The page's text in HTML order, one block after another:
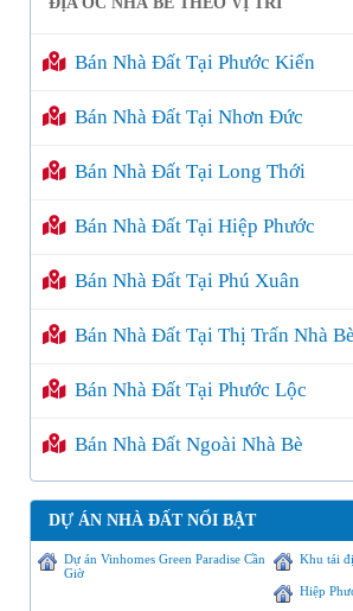
Bán Nhà Đất Tại Phước Kiển
Bán Nhà Đất Tại Nhơn Đức
Bán Nhà Đất Tại Long Thới
Bán Nhà Đất Tại Hiệp Phước
Bán Nhà Đất Tại Phú Xuân
Bán Nhà Đất Tại Thị Trấn Nhà Bè
Bán Nhà Đất Tại Phước Lộc
Bán Nhà Đất Ngoài Nhà Bè
DỰ ÁN NHÀ ĐẤT NỔI BẬT
Dự án Vinhomes Green Paradise Cần
Giờ
Khu tái
Hiệp